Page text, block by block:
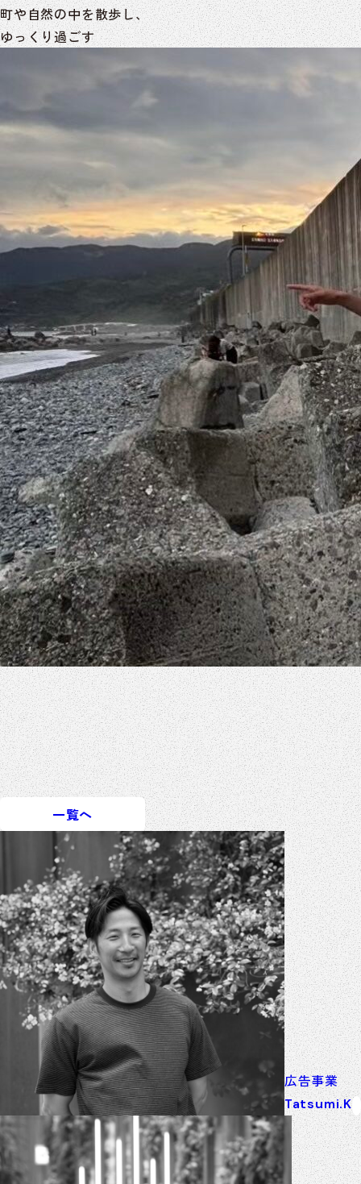
町や自然の中を散歩し、
ゆっくり過ごす
一覧へ
広告事業
Tatsumi.K